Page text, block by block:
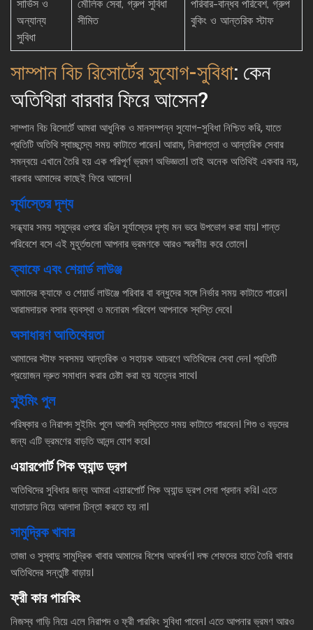
সার্ভিস ও
অন্যান্য
সুবিধা
মৌলিক সেবা, গ্রুপ সুবিধা
সীমিত
পরিবার-বান্ধব পরিবেশ, গ্রুপ
বুকিং ও আন্তরিক স্টাফ
সাম্পান বিচ রিসোর্টের সুযোগ-সুবিধা: কেন
অতিথিরা বারবার ফিরে আসেন?
সাম্পান বিচ রিসোর্টে আমরা আধুনিক ও মানসম্পন্ন সুযোগ-সুবিধা নিশ্চিত করি, যাতে
প্রতিটি অতিথি স্বাচ্ছন্দ্যে সময় কাটাতে পারেন। আরাম, নিরাপত্তা ও আন্তরিক সেবার
সমন্বয়ে এখানে তৈরি হয় এক পরিপূর্ণ ভ্রমণ অভিজ্ঞতা। তাই অনেক অতিথিই একবার নয়,
বারবার আমাদের কাছেই ফিরে আসেন।
সূর্যাস্তের দৃশ্য
সন্ধ্যার সময় সমুদ্রের ওপরে রঙিন সূর্যাস্তের দৃশ্য মন ভরে উপভোগ করা যায়। শান্ত
পরিবেশে বসে এই মুহূর্তগুলো আপনার ভ্রমণকে আরও স্মরণীয় করে তোলে।
ক্যাফে এবং শেয়ার্ড লাউঞ্জ
আমাদের ক্যাফে ও শেয়ার্ড লাউঞ্জে পরিবার বা বন্ধুদের সঙ্গে নির্ভার সময় কাটাতে পারেন।
আরামদায়ক বসার ব্যবস্থা ও মনোরম পরিবেশ আপনাকে স্বস্তি দেবে।
অসাধারণ আতিথেয়তা
আমাদের স্টাফ সবসময় আন্তরিক ও সহায়ক আচরণে অতিথিদের সেবা দেন। প্রতিটি
প্রয়োজন দ্রুত সমাধান করার চেষ্টা করা হয় যত্নের সাথে।
সুইমিং পুল
পরিষ্কার ও নিরাপদ সুইমিং পুলে আপনি স্বস্তিতে সময় কাটাতে পারবেন। শিশু ও বড়দের
জন্য এটি ভ্রমণের বাড়তি আনন্দ যোগ করে।
এয়ারপোর্ট পিক অ্যান্ড ড্রপ
অতিথিদের সুবিধার জন্য আমরা এয়ারপোর্ট পিক অ্যান্ড ড্রপ সেবা প্রদান করি। এতে
যাতায়াত নিয়ে আলাদা চিন্তা করতে হয় না।
সামুদ্রিক খাবার
তাজা ও সুস্বাদু সামুদ্রিক খাবার আমাদের বিশেষ আকর্ষণ। দক্ষ শেফদের হাতে তৈরি খাবার
অতিথিদের সন্তুষ্টি বাড়ায়।
ফ্রী কার পারকিং
নিজস্ব গাড়ি নিয়ে এলে নিরাপদ ও ফ্রী পারকিং সুবিধা পাবেন। এতে আপনার ভ্রমণ আরও